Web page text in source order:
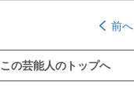
前へ
この芸能人のトップへ